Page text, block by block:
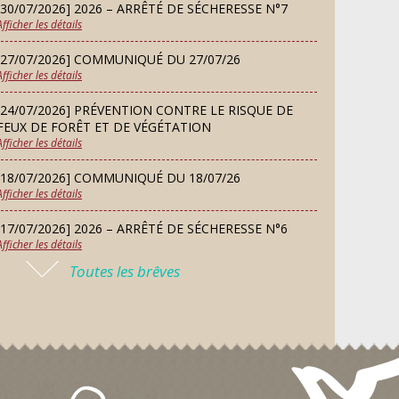
SEP
d’essai gratuit
MARDI
08
SEP
Chorale À travers chants
SAMEDI
12
SEP
Défi de pêche aux leurres
(concept lure house)
13 Repas de fouées
14
Conseil municipal du 14
07/2026] 2026 – ARRÊTÉ DE SÉCHERESSE N°7
les détails
07/2026] COMMUNIQUÉ DU 27/07/26
les détails
07/2026] PRÉVENTION CONTRE LE RISQUE DE
DE FORÊT ET DE VÉGÉTATION
les détails
07/2026] COMMUNIQUÉ DU 18/07/26
les détails
07/2026] 2026 – ARRÊTÉ DE SÉCHERESSE N°6
les détails
[16/07/2026] COMMUNIQUÉ DU 16/07/26
Toutes les brêves